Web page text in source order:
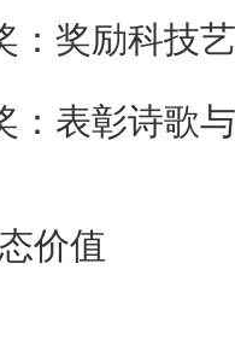
：奖励科技
：表彰诗歌
价值